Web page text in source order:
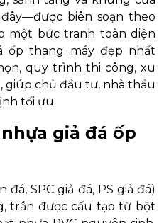
biên soạn theo
một bức tranh toàn diện
ốp thang máy đẹp nhất
quy trình thi công, xu
giúp chủ đầu tư, nhà thầu
tối ưu.
giả đá ốp
đá, SPC giả đá, PS giả đá)
trần được cấu tạo từ bột